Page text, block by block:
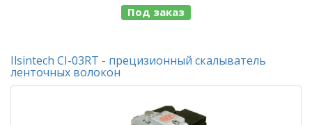
Под заказ
Ilsintech CI-03RT - прецизионный скалыватель
ленточных волокон